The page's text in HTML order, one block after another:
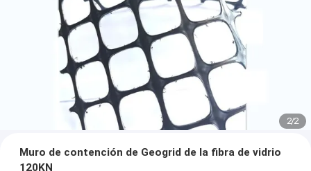
2/2
Muro de contención de Geogrid de la fibra de vidrio
120KN